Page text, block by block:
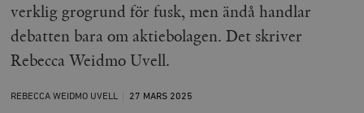
verklig grogrund för fusk, men ändå handlar
debatten bara om aktiebolagen. Det skriver
Rebecca Weidmo Uvell.
REBECCA WEIDMO UVELL 27 MARS 2025